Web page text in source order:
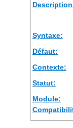
Syntaxe:
Défaut:
Contexte:
Statut:
Module: